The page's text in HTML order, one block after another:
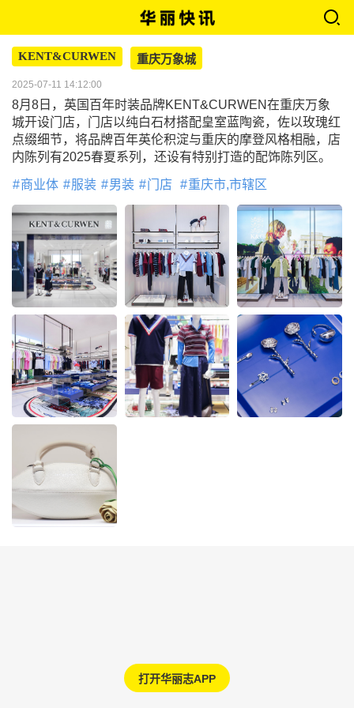
KENT&CURWEN 重庆万象城
2025-07-11 14:12:00
8月8日，英国百年时装品牌KENT&CURWEN在重庆万象
城开设门店，门店以纯白石材搭配皇室蓝陶瓷，佐以玫瑰红
点缀细节，将品牌百年英伦积淀与重庆的摩登风格相融，店
内陈列有2025春夏系列，还设有特别打造的配饰陈列区。
商业体 服装 男装 门店 重庆市,市辖区
打开华丽志APP